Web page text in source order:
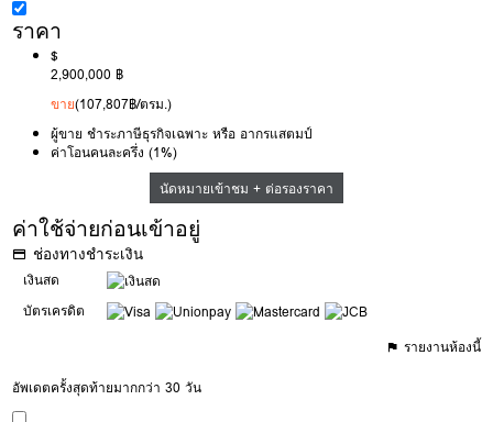
ราคา
$
2,900,000 ฿
ขาย(107,807฿/ตรม.)
ผู้ขาย ชำระภาษีธุรกิจเฉพาะ หรือ อากรแสตมป์
ค่าโอนคนละครึ่ง (1%)
นัดหมายเข้าชม + ต่อรองราคา
ค่าใช้จ่ายก่อนเข้าอยู่
ช่องทางชำระเงิน
เงินสด
บัตรเครดิต
รายงานห้องนี้
อัพเดตครั้งสุดท้ายมากกว่า 30 วัน